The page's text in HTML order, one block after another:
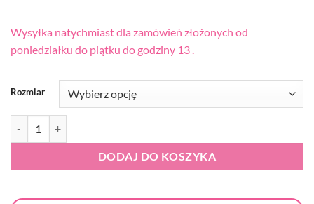
Wysyłka natychmiast dla zamówień złożonych od
poniedziałku do piątku do godziny 13 .
Rozmiar
DODAJ DO KOSZYKA